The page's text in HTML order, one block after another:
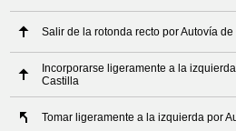
Salir de la rotonda recto por Autovía
Incorporarse ligeramente a la
Castilla
Tomar ligeramente a la izquierda por